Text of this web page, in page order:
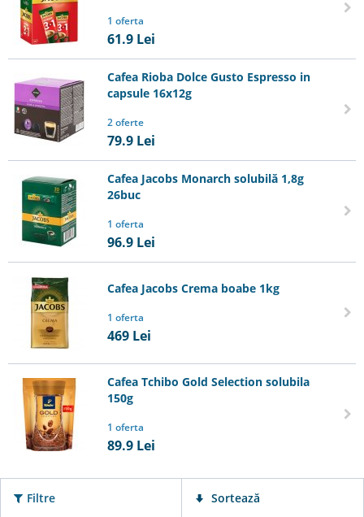
1 oferta
61.9 Lei
Cafea Rioba Dolce Gusto Espresso in
capsule 16x12g
2 oferte
79.9 Lei
Cafea Jacobs Monarch solubilă 1,8g
26buc
1 oferta
96.9 Lei
Cafea Jacobs Crema boabe 1kg
1 oferta
469 Lei
Cafea Tchibo Gold Selection solubila
150g
1 oferta
89.9 Lei
Filtre Sortează